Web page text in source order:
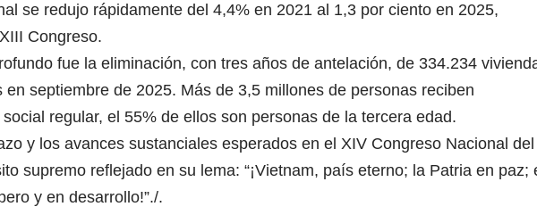
se redujo rápidamente del 4,4% en 2021 al 1,3 por ciento en 2025,
Congreso.
fue la eliminación, con tres años de antelación, de 334.234
septiembre de 2025. Más de 3,5 millones de personas reciben
regular, el 55% de ellos son personas de la tercera edad.
y los avances sustanciales esperados en el XIV Congreso Nacional del
supremo reflejado en su lema: “¡Vietnam, país eterno; la Patria en paz;
y en desarrollo!”./.